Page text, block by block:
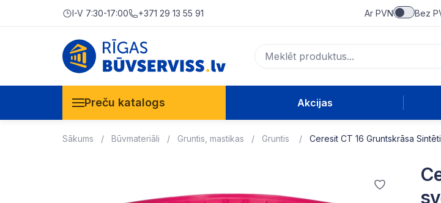
I-V 7:30-17:00 +371 29 13 55 91 Ar PVN Bez
Preču katalogs Akcijas
Sākums Būvmateriāli Gruntis, mastikas Gruntis Ceresit CT 16 Gruntskrāsa